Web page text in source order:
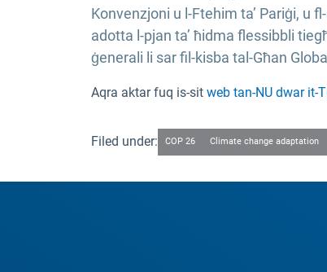
Konvenzjoni u l-Ftehim ta’ Pariġi, u
adotta l-pjan ta’ ħidma flessibbli
ġenerali li sar fil-kisba tal-Għan
Aqra aktar fuq is-sit web tan-NU dwar it-
Filed under: COP 26 Climate change adaptation